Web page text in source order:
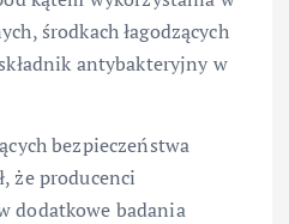
środkach łagodzących
antybakteryjny w
bezpieczeństwa
że producenci
dodatkowe badania